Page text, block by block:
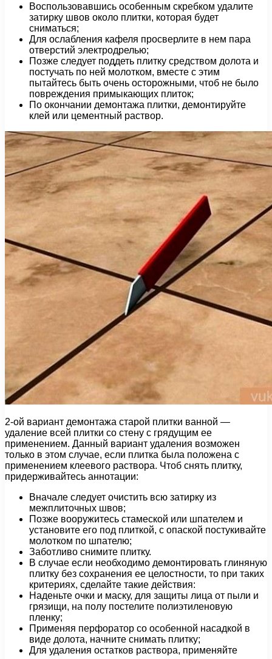
Воспользовавшись особенным скребком удалите
затирку швов около плитки, которая будет
сниматься;
Для ослабления кафеля просверлите в нем пара
отверстий электродрелью;
Позже следует поддеть плитку средством долота и
постучать по ней молотком, вместе с этим
пытайтесь быть очень осторожными, чтоб не было
повреждения примыкающих плиток;
По окончании демонтажа плитки, демонтируйте
клей или цементный раствор.
2-ой вариант демонтажа старой плитки ванной —
удаление всей плитки со стену с грядущим ее
применением. Данный вариант удаления возможен
только в этом случае, если плитка была положена с
применением клеевого раствора. Чтоб снять плитку,
придерживайтесь аннотации:
Вначале следует очистить всю затирку из
межплиточных швов;
Позже вооружитесь стамеской или шпателем и
установите его под плиткой, с опаской постукивайте
молотком по шпателю;
Заботливо снимите плитку.
В случае если необходимо демонтировать глиняную
плитку без сохранения ее целостности, то при таких
критериях, сделайте такие действия:
Наденьте очки и маску, для защиты лица от пыли и
грязищи, на полу постелите полиэтиленовую
пленку;
Применяя перфоратор со особенной насадкой в
виде долота, начните снимать плитку;
Для удаления остатков раствора, применяйте